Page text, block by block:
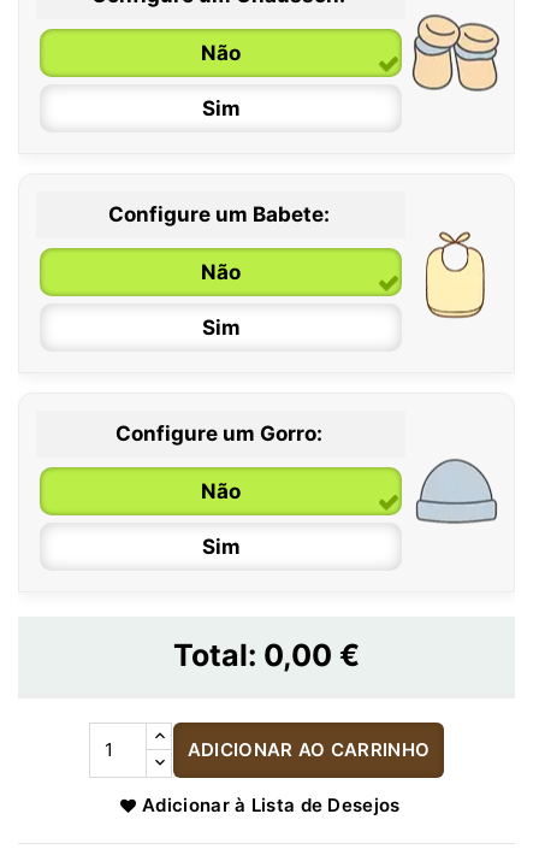
0 / 6 meses
6 / 12 meses
12 / 18 meses
Não
Sim
Configure um Babete:
Não
Sim
Configure um Gorro:
Não
Sim
Total: 0,00 €
ADICIONAR AO CARRINHO
Adicionar à Lista de Desejos